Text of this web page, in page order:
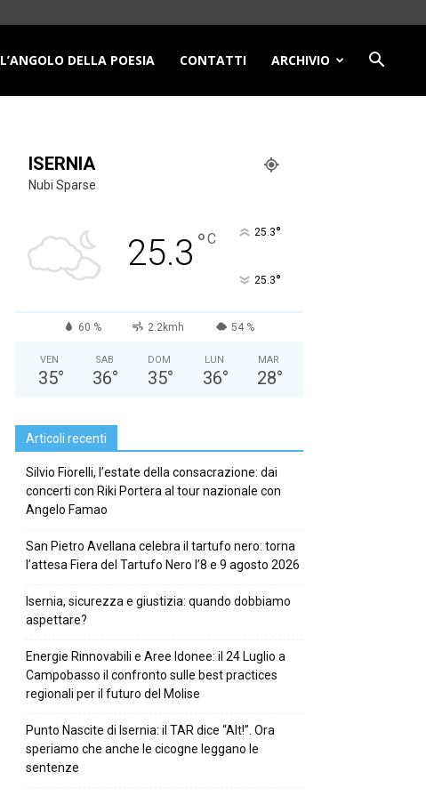
L’ANGOLO DELLA POESIA CONTATTI ARCHIVIO
ISERNIA
Nubi Sparse
25.3 °C 25.3°
25.3°
60 % 2.2kmh 54 %
VEN
35°
SAB
36°
DOM
35°
LUN
36°
MAR
28°
Articoli recenti
Silvio Fiorelli, l’estate della consacrazione: dai
concerti con Riki Portera al tour nazionale con
Angelo Famao
San Pietro Avellana celebra il tartufo nero: torna
l’attesa Fiera del Tartufo Nero l’8 e 9 agosto 2026
Isernia, sicurezza e giustizia: quando dobbiamo
aspettare?
Energie Rinnovabili e Aree Idonee: il 24 Luglio a
Campobasso il confronto sulle best practices
regionali per il futuro del Molise
Punto Nascite di Isernia: il TAR dice “Alt!”. Ora
speriamo che anche le cicogne leggano le
sentenze